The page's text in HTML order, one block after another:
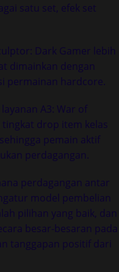
satu set, efek set
Dark Gamer lebih
dimainkan dengan
permainan hardcore.
layanan A3: War of
drop item kelas
pemain aktif
perdagangan.
perdagangan antar
model pembelian
pilihan yang baik, dan
besar-besaran pada
tanggapan positif dari